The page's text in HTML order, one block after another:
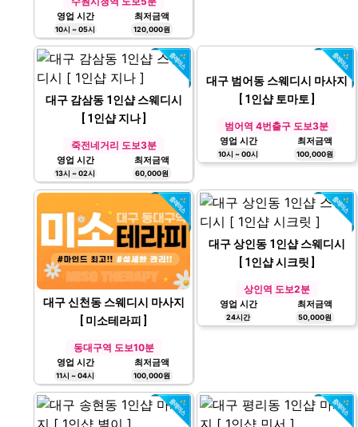
수원 인계동 스웨디시 마사지
[ 애플테라피 ]
수원시청역 도보5분
영업 시간
10시 ~ 05시
최저금액
120,000원
대구 감삼동 1인샵 스웨디시
[ 1인샵 지나 ]
죽전네거리 도보3분
영업 시간
13시 ~ 02시
최저금액
60,000원
대구 범어동 스웨디시 마사지
[ 1인샵 토마토 ]
영업 시간
10시 ~ 00시
최저금액
100,000원
대구 신천동 스웨디시 마사지
[ 미소테라피 ]
동대구역 도보10분
영업 시간
대구 상인동 1인샵 스웨디시
[ 1인샵 시크릿 ]